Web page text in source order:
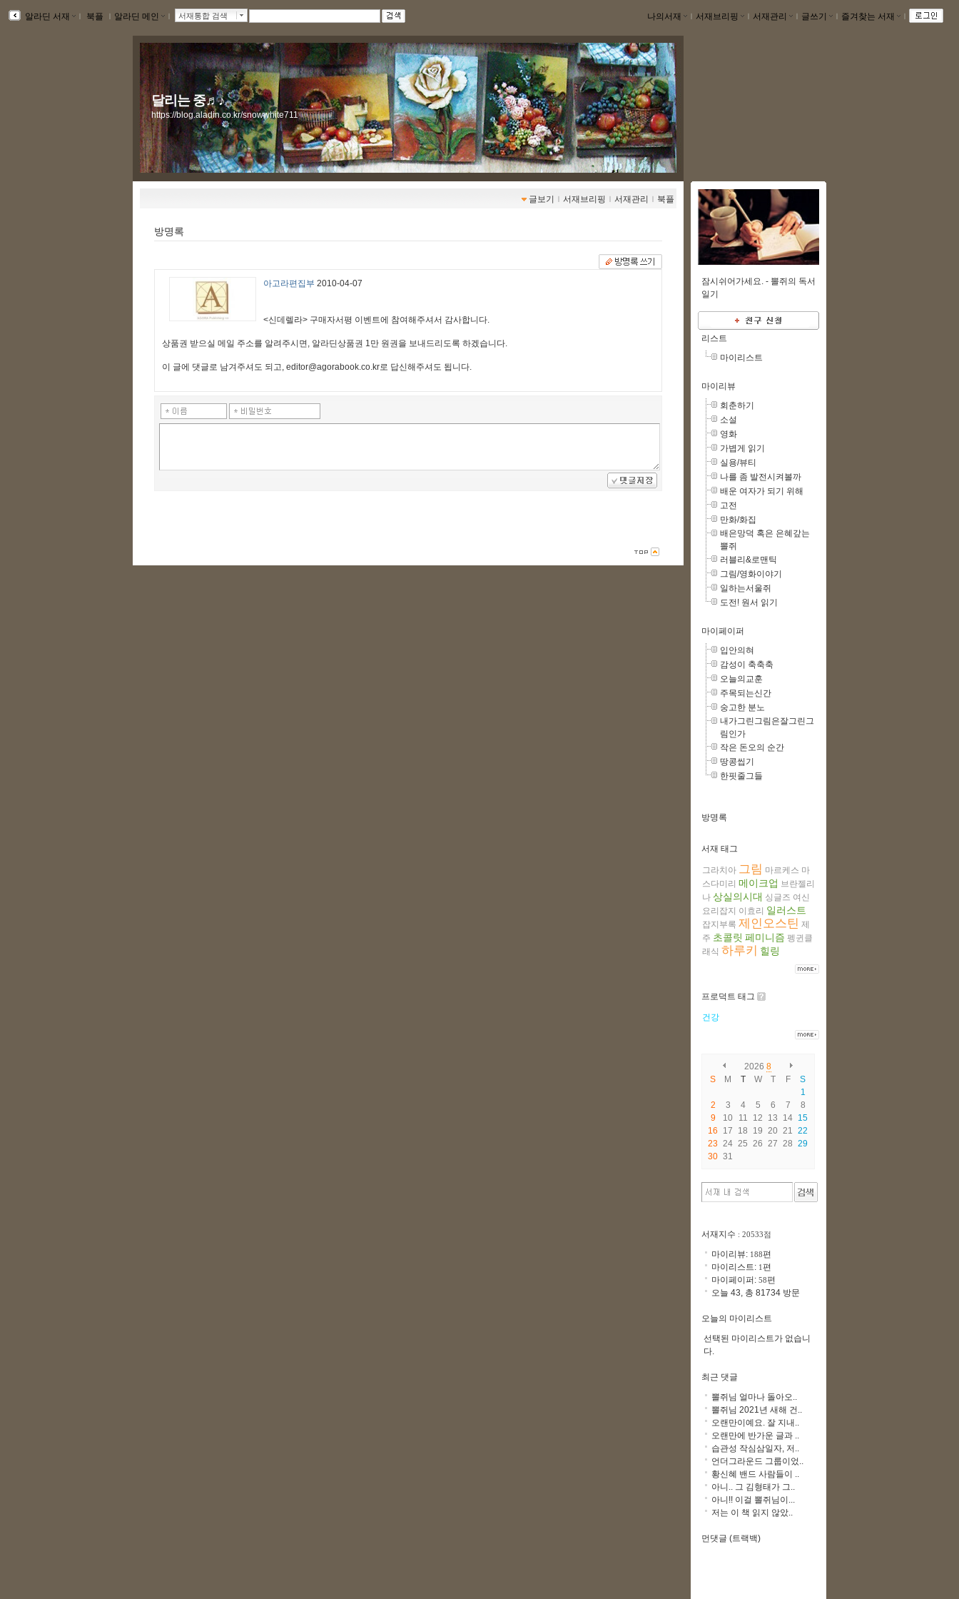
알라딘 서재 ｌ 북플 ｌ 알라딘 메인 ｌ 서재통합 검색 나의서재 ｌ 서재브리핑 ｌ 서재관리 ｌ 글쓰기 ｌ 즐겨찾는 서재 ｌ
달리는 중♬♪
https://blog.aladin.co.kr/snowwhite711
글보기 ｌ 서재브리핑 ｌ 서재관리 ｌ 북플
방명록
아고라편집부 2010-04-07
<신데렐라> 구매자서평 이벤트에 참여해주셔서 감사합니다.
상품권 받으실 메일 주소를 알려주시면, 알라딘상품권 1만 원권을 보내드리도록 하겠습니다.
이 글에 댓글로 남겨주셔도 되고, editor@agorabook.co.kr로 답신해주셔도 됩니다.
잠시쉬어가세요. - 뽈쥐의 독서
일기
리스트
마이리스트
마이리뷰
회춘하기
소설
영화
가볍게 읽기
실용/뷰티
나를 좀 발전시켜볼까
배운 여자가 되기 위해
고전
만화/화집
배은망덕 혹은 은혜갚는
뽈쥐
러블리&로맨틱
그림/영화이야기
일하는서울쥐
도전! 원서 읽기
마이페이퍼
입안의혀
감성이 축축축
오늘의교훈
주목되는신간
숭고한 분노
내가그린그림은잘그린그
림인가
작은 돈오의 순간
땅콩씹기
한핏줄그들
방명록
서재 태그
그라치아 그림 마르케스 마
스다미리 메이크업 브란젤리
나 상실의시대 싱글즈 여신
요리잡지 이효리 일러스트
잡지부록 제인오스틴 제
주 초콜릿 페미니즘 펭귄클
래식 하루키 힐링
프로덕트 태그
건강
2026 8
S
M T W T F
S
1
2
3 4 5 6 7
8
9
10 11 12 13 14 15
16
17 18 19 20 21
22
23 24 25 26 27 28 29
30 31
서재지수 : 20533점
마이리뷰: 188편
마이리스트: 1편
마이페이퍼: 58편
오늘 43, 총 81734 방문
오늘의 마이리스트
선택된 마이리스트가 없습니
다.
최근 댓글
뽈쥐님 얼마나 돌아오..
뽈쥐님 2021년 새해 건..
오랜만이예요. 잘 지내..
오랜만에 반가운 글과 ..
습관성 작심삼일자, 저..
언더그라운드 그룹이었..
황신혜 밴드 사람들이 ..
아니.. 그 김형태가 그..
아니!! 이걸 뽈쥐님이...
저는 이 책 읽지 않았..
먼댓글 (트랙백)